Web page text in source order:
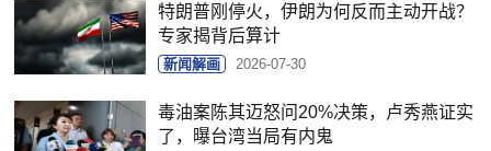
特朗普刚停火，伊朗为何反而主动开战？
专家揭背后算计
新闻解画 2026-07-30
毒油案陈其迈怒问20%决策，卢秀燕证实
了，曝台湾当局有内鬼